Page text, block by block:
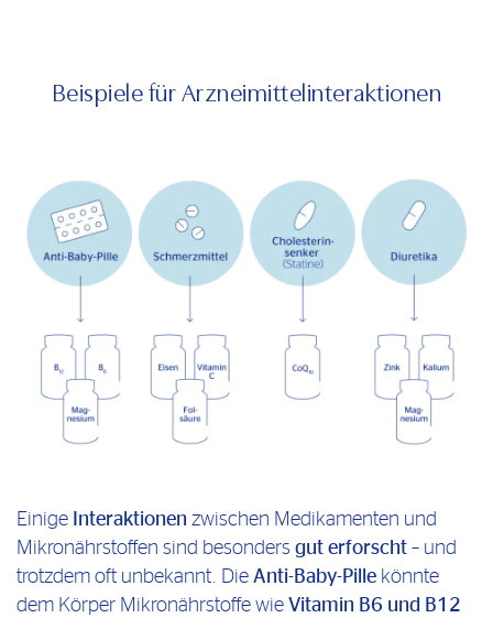
Beispiele für Arzneimittelinteraktionen
Einige Interaktionen zwischen Medikamenten und
Mikronährstoffen sind besonders gut erforscht – und
trotzdem oft unbekannt. Die Anti-Baby-Pille könnte
dem Körper Mikronährstoffe wie Vitamin B6 und B12